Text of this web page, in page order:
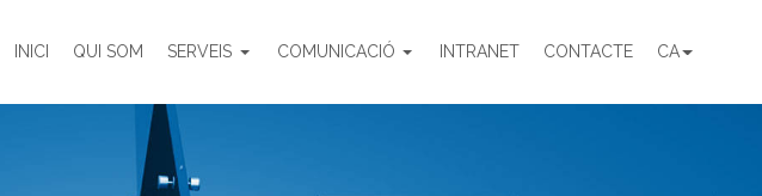
INICI QUI SOM SERVEIS COMUNICACIÓ INTRANET CONTACTE CA